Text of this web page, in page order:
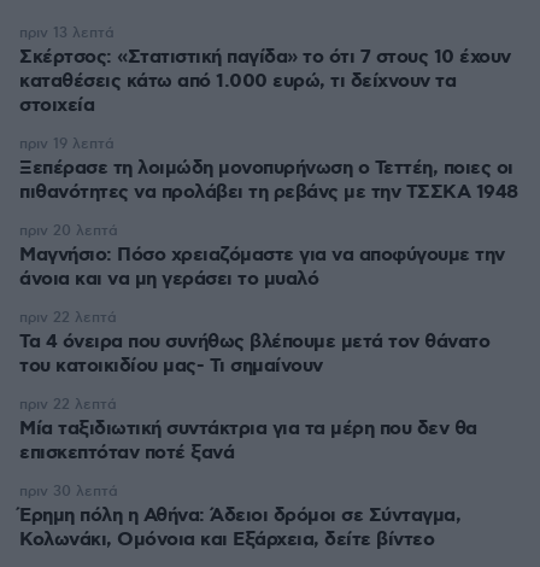
Σκέρτσος: «Στατιστική παγίδα» το ότι 7 στους 10 έχουν
καταθέσεις κάτω από 1.000 ευρώ, τι δείχνουν τα
στοιχεία
πριν 13 λεπτά
Ξεπέρασε τη λοιμώδη μονοπυρήνωση ο Τεττέη, ποιες οι
πιθανότητες να προλάβει τη ρεβάνς με την ΤΣΣΚΑ 1948
πριν 19 λεπτά
Μαγνήσιο: Πόσο χρειαζόμαστε για να αποφύγουμε την
άνοια και να μη γεράσει το μυαλό
πριν 20 λεπτά
Τα 4 όνειρα που συνήθως βλέπουμε μετά τον θάνατο
του κατοικιδίου μας- Τι σημαίνουν
πριν 22 λεπτά
Μία ταξιδιωτική συντάκτρια για τα μέρη που δεν θα
επισκεπτόταν ποτέ ξανά
πριν 22 λεπτά
Έρημη πόλη η Αθήνα: Άδειοι δρόμοι σε Σύνταγμα,
Κολωνάκι, Ομόνοια και Εξάρχεια, δείτε βίντεο
πριν 30 λεπτά